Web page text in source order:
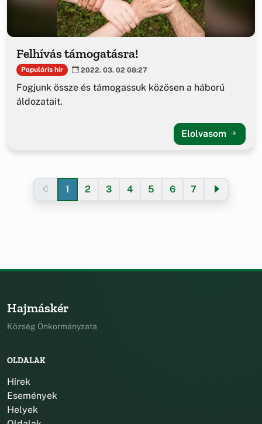
Felhívás támogatásra!
Populáris hír 2022. 03. 02 08:27
Fogjunk össze és támogassuk közösen a háború
áldozatait.
Elolvasom
1 2 3 4 5 6 7
Hajmáskér
Község Önkormányzata
OLDALAK
Hírek
Események
Helyek